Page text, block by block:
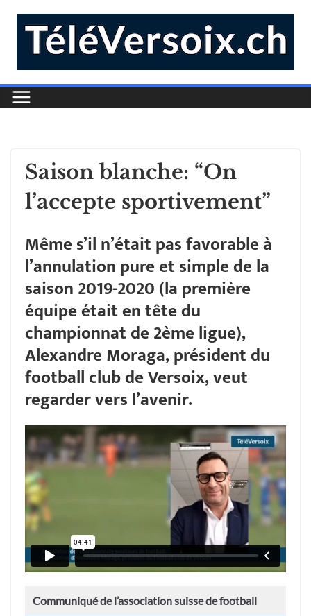
Saison blanche: “On
l’accepte sportivement”
Même s’il n’était pas favorable à
l’annulation pure et simple de la
saison 2019-2020 (la première
équipe était en tête du
championnat de 2ème ligue),
Alexandre Moraga, président du
football club de Versoix, veut
regarder vers l’avenir.
Communiqué de l’association suisse de football